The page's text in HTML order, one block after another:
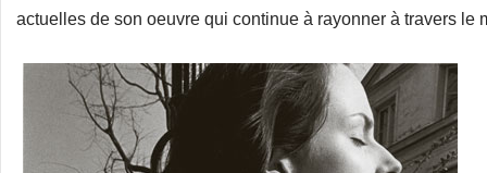
actuelles de son oeuvre qui continue à rayonner à travers le